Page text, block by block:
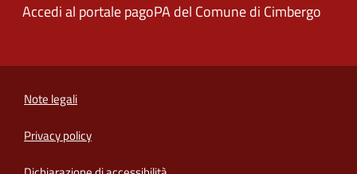
Accedi al portale pagoPA del Comune di Cimbergo
Note legali
Privacy policy